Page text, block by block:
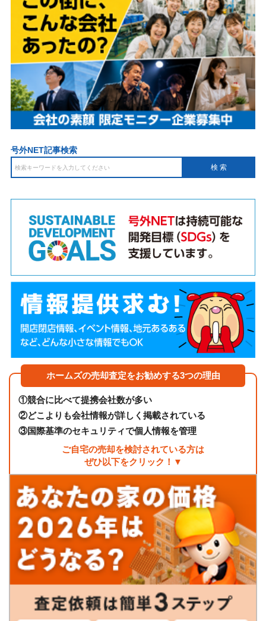
号外NET記事検索
ホームズの売却査定をお勧めする3つの理由
①競合に比べて提携会社数が多い
②どこよりも会社情報が詳しく掲載されている
③国際基準のセキュリティで個人情報を管理
ご自宅の売却を検討されている方は
ぜひ以下をクリック！▼